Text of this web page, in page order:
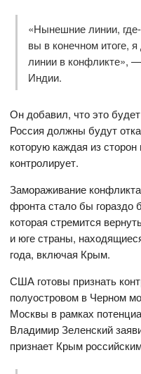
«Нынешние линии,
вы в конечном итоге,
линии в конфликте»,
Индии.
Он добавил, что это
Россия должны будут
которую каждая из
контролирует.
Замораживание
фронта стало бы гораздо
которая стремится
и юге страны,
года, включая Крым.
США готовы признать
полуостровом в Черном
Москвы в рамках
Владимир Зеленский
признает Крым